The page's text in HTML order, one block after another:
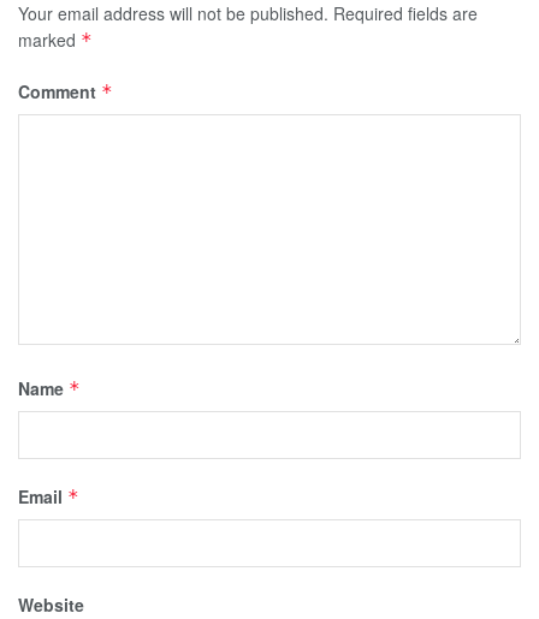
Your email address will not be published. Required fields are
marked *
Comment *
Name *
Email *
Website